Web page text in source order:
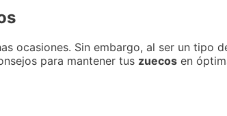
ocasiones. Sin embargo, al ser un tipo
para mantener tus zuecos en